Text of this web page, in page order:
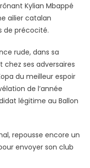
Kylian Mbappé
ailier catalan
de précocité.
rude, dans sa
chez ses adversaires
du meilleur espoir
de l’année
légitime au Ballon
repousse encore un
envoyer son club